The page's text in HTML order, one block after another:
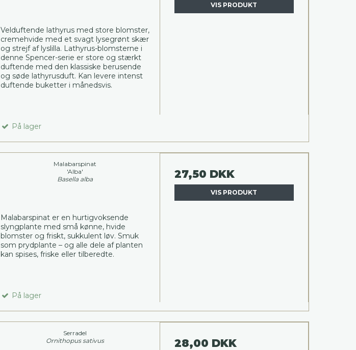
Velduftende lathyrus med store blomster,
cremehvide med et svagt lysegrønt skær
og strejf af lyslilla. Lathyrus-blomsterne i
denne Spencer-serie er store og stærkt
duftende med den klassiske berusende
og søde lathyrusduft. Kan levere intenst
duftende buketter i månedsvis.
På lager
VIS PRODUKT
Malabarspinat
'Alba'
Basella alba
Malabarspinat er en hurtigvoksende
slyngplante med små kønne, hvide
blomster og friskt, sukkulent løv. Smuk
som prydplante – og alle dele af planten
kan spises, friske eller tilberedte.
På lager
27,50 DKK
VIS PRODUKT
Serradel
Ornithopus sativus
28,00 DKK